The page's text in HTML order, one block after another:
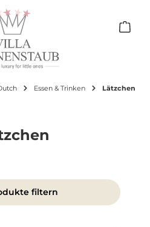
Essen & Trinken Lätzchen
filtern